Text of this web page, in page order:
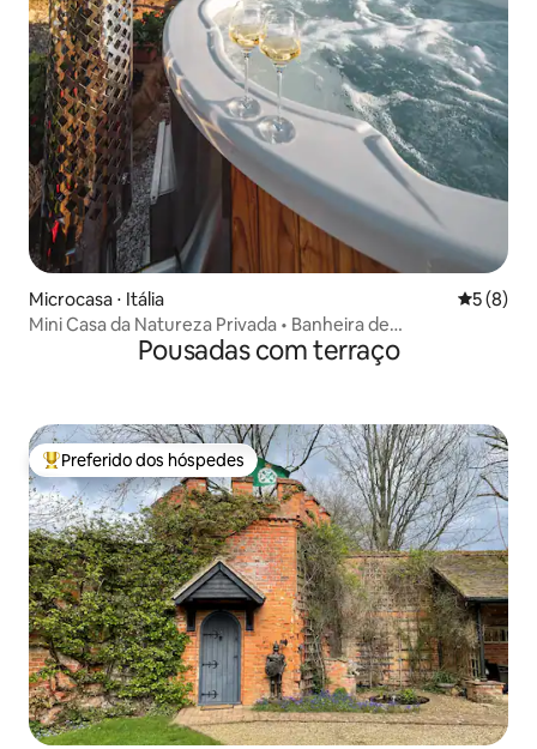
Microcasa ⋅ Itália 5 de
5 (8)
Mini Casa da Natureza Privada • Banheira de
Hidromassagem a LenhaPousadas com terraço
Entre os melhores preferidos dos hóspedes
Preferido dos hóspedes